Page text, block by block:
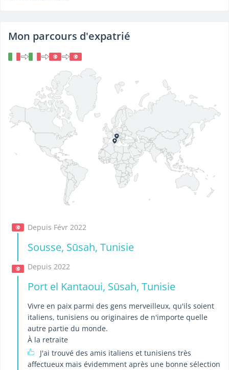
Mon parcours d'expatrié
Depuis Févr 2022
Sousse, Sūsah, Tunisie
Depuis 2022
Port el Kantaoui, Sūsah, Tunisie
Vivre en paix parmi des gens merveilleux, qu'ils soient
italiens, tunisiens ou originaires de n'importe quelle
autre partie du monde.
À la retraite
J'ai trouvé des amis italiens et tunisiens très
affectueux mais évidemment après une bonne sélection